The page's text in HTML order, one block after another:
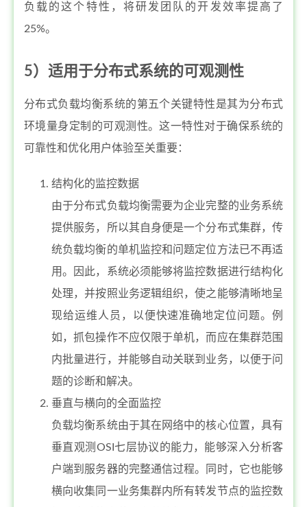
负载的这个特性，将研发团队的开发效率提高了
25%。
5）适用于分布式系统的可观测性
分布式负载均衡系统的第五个关键特性是其为分布式
环境量身定制的可观测性。这一特性对于确保系统的
可靠性和优化用户体验至关重要：
结构化的监控数据
由于分布式负载均衡需要为企业完整的业务系统
提供服务，所以其自身便是一个分布式集群，传
统负载均衡的单机监控和问题定位方法已不再适
用。因此，系统必须能够将监控数据进行结构化
处理，并按照业务逻辑组织，使之能够清晰地呈
现给运维人员，以便快速准确地定位问题。例
如，抓包操作不应仅限于单机，而应在集群范围
内批量进行，并能够自动关联到业务，以便于问
题的诊断和解决。
垂直与横向的全面监控
负载均衡系统由于其在网络中的核心位置，具有
垂直观测OSI七层协议的能力，能够深入分析客
户端到服务器的完整通信过程。同时，它也能够
横向收集同一业务集群内所有转发节点的监控数